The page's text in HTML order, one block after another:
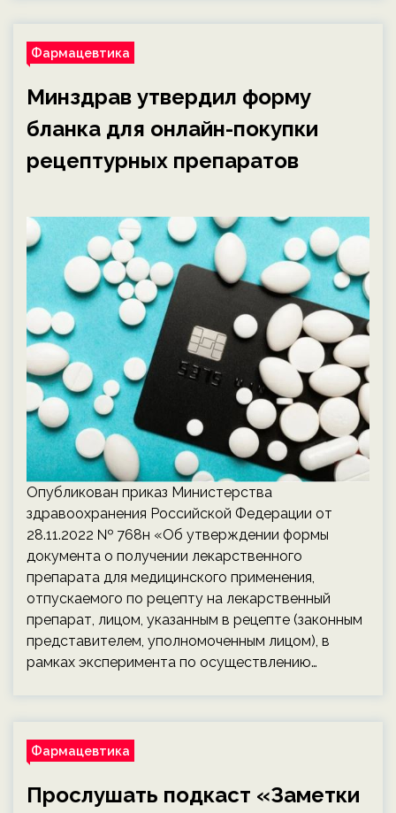
Фармацевтика
Минздрав утвердил форму
бланка для онлайн-покупки
рецептурных препаратов
Опубликован приказ Министерства
здравоохранения Российской Федерации от
28.11.2022 № 768н «Об утверждении формы
документа о получении лекарственного
препарата для медицинского применения,
отпускаемого по рецепту на лекарственный
препарат, лицом, указанным в рецепте (законным
представителем, уполномоченным лицом), в
рамках эксперимента по осуществлению…
Фармацевтика
Прослушать подкаст «Заметки